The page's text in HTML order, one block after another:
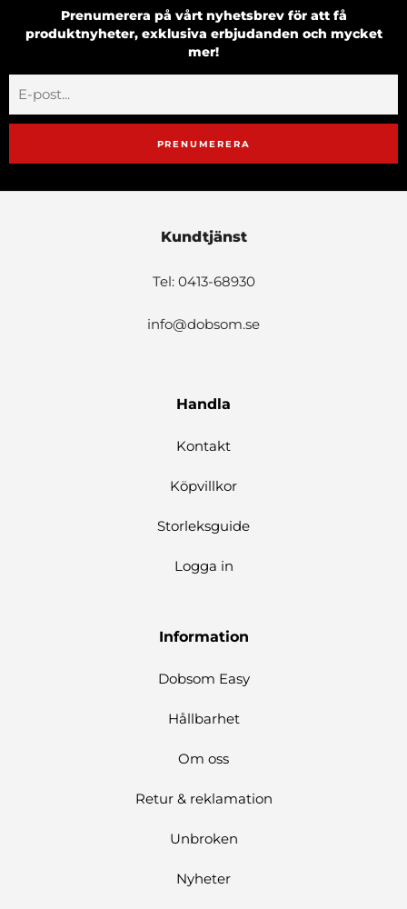
Prenumerera på vårt nyhetsbrev för att få
produktnyheter, exklusiva erbjudanden och mycket
mer!
PRENUMERERA
Kundtjänst
Tel: 0413-68930
info@dobsom.se
Handla
Kontakt
Köpvillkor
Storleksguide
Logga in
Information
Dobsom Easy
Hållbarhet
Om oss
Retur & reklamation
Unbroken
Nyheter